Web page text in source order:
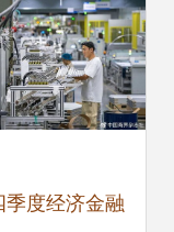
季度经济金融